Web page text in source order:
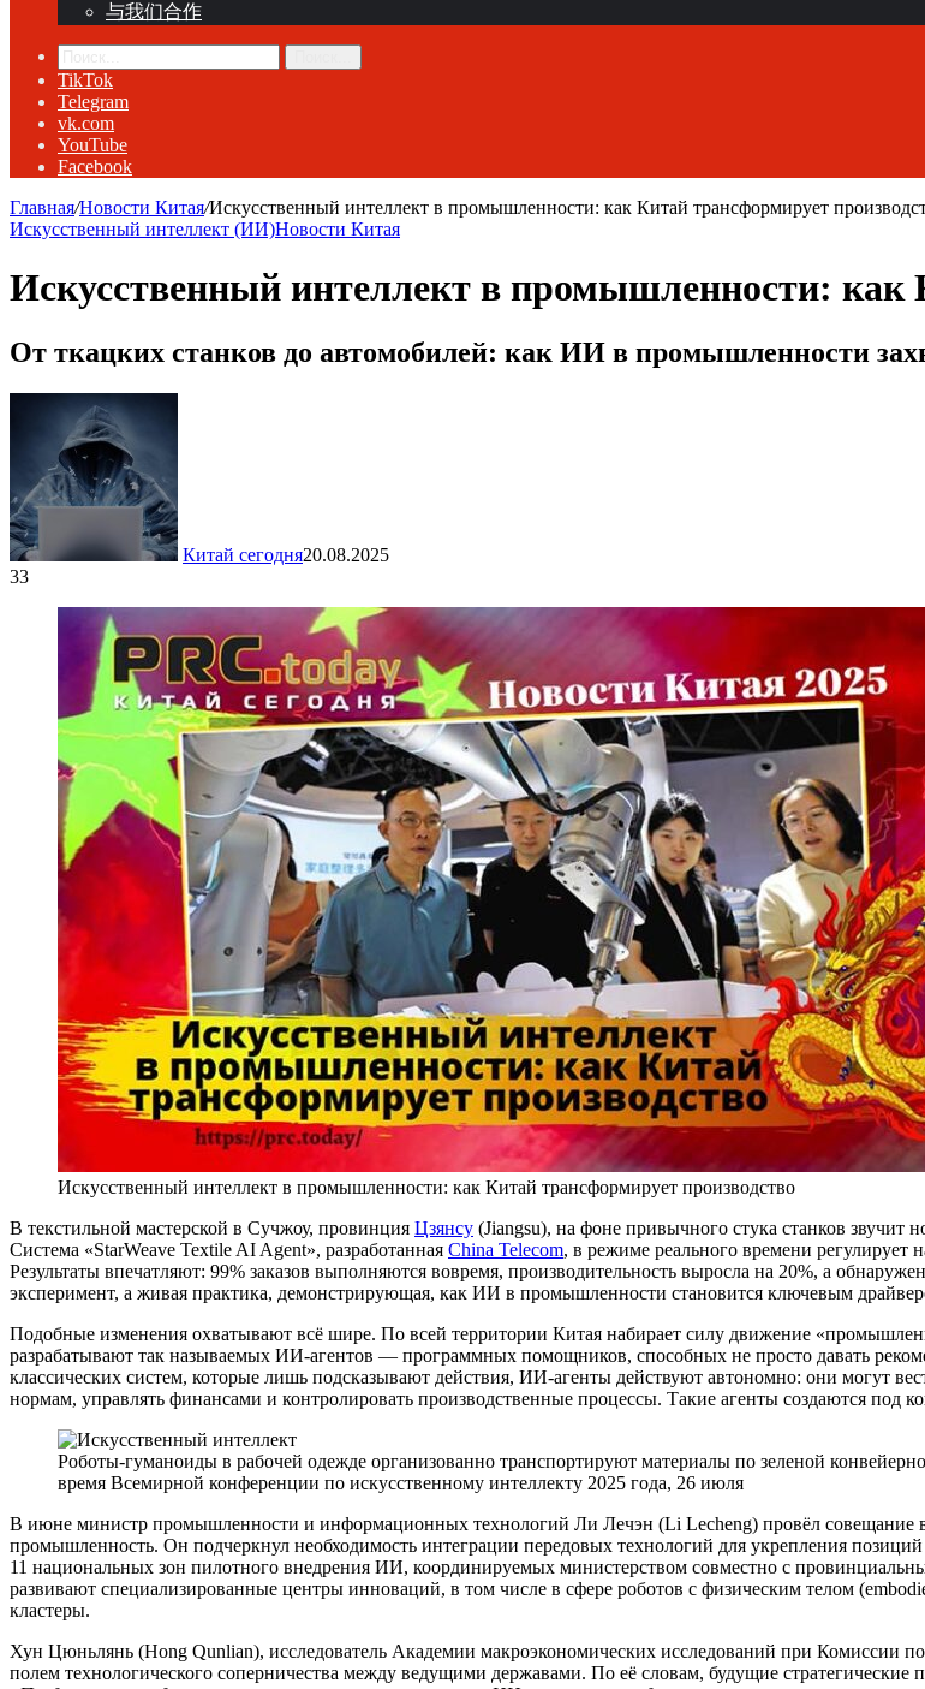
与我们合作
TikTok
Telegram
vk.com
YouTube
Facebook
Главная/Новости Китая/Искусственный интеллект в промышленности: как Китай трансформирует
Искусственный интеллект (ИИ)Новости Китая
Искусственный интеллект в промышленности: как
От ткацких станков до автомобилей: как ИИ в промышленности
Китай сегодня20.08.2025
33
Искусственный интеллект в промышленности: как Китай трансформирует производство
В текстильной мастерской в Сучжоу, провинция Цзянсу (Jiangsu), на фоне привычного стука станков
Система «StarWeave Textile AI Agent», разработанная China Telecom, в режиме реального времени регулирует
Результаты впечатляют: 99% заказов выполняются вовремя, производительность выросла на 20%, а
эксперимент, а живая практика, демонстрирующая, как ИИ в промышленности становится ключевым
Подобные изменения охватывают всё шире. По всей территории Китая набирает силу движение
разрабатывают так называемых ИИ-агентов — программных помощников, способных не просто давать
классических систем, которые лишь подсказывают действия, ИИ-агенты действуют автономно: они могут
нормам, управлять финансами и контролировать производственные процессы. Такие агенты создаются под
Роботы-гуманоиды в рабочей одежде организованно транспортируют материалы по зеленой
время Всемирной конференции по искусственному интеллекту 2025 года, 26 июля
В июне министр промышленности и информационных технологий Ли Лечэн (Li Lecheng) провёл совещание
промышленность. Он подчеркнул необходимость интеграции передовых технологий для укрепления
11 национальных зон пилотного внедрения ИИ, координируемых министерством совместно с
развивают специализированные центры инноваций, в том числе в сфере роботов с физическим телом
кластеры.
Хун Цюньлянь (Hong Qunlian), исследователь Академии макроэкономических исследований при Комиссии
полем технологического соперничества между ведущими державами. По её словам, будущие стратегические